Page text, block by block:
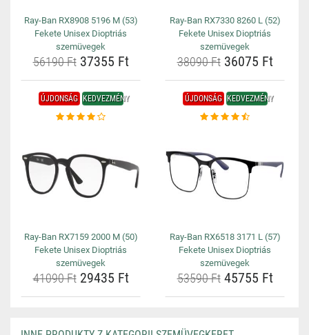
Ray-Ban RX8908 5196 M (53)
Fekete Unisex Dioptriás
szemüvegek
56190 Ft37355 Ft
Ray-Ban RX7330 8260 L (52)
Fekete Unisex Dioptriás
szemüvegek
38090 Ft36075 Ft
ÚJDONSÁG KEDVEZMÉNY
Ray-Ban RX7159 2000 M (50)
Fekete Unisex Dioptriás
szemüvegek
41090 Ft29435 Ft
ÚJDONSÁG KEDVEZMÉNY
Ray-Ban RX6518 3171 L (57)
Fekete Unisex Dioptriás
szemüvegek
53590 Ft45755 Ft